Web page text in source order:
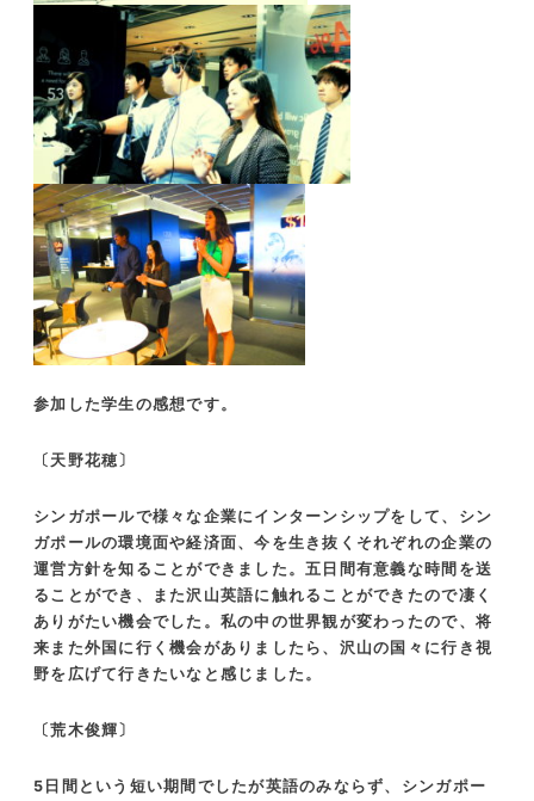
参加した学生の感想です。
〔天野花穂〕
シンガポールで様々な企業にインターンシップをして、シン
ガポールの環境面や経済面、今を生き抜くそれぞれの企業の
運営方針を知ることができました。五日間有意義な時間を送
ることができ、また沢山英語に触れることができたので凄く
ありがたい機会でした。私の中の世界観が変わったので、将
来また外国に行く機会がありましたら、沢山の国々に行き視
野を広げて行きたいなと感じました。
〔荒木俊輝〕
5日間という短い期間でしたが英語のみならず、シンガポー